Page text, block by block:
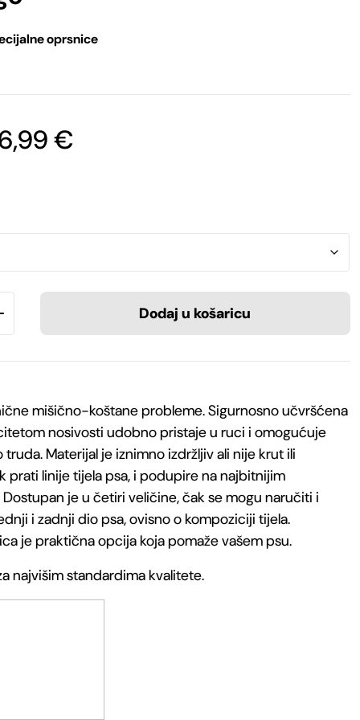
oprsnice
€
do
66,99 €
Dodaj u košaricu
mišično-koštane probleme. Sigurnosno učvršćena
nosivosti udobno pristaje u ruci i omogućuje
Materijal je iznimno izdržljiv ali nije krut ili
prati linije tijela psa, i podupire na najbitnijim
je u četiri veličine, čak se mogu naručiti i
i zadnji dio psa, ovisno o kompoziciji tijela.
je praktična opcija koja pomaže vašem psu.
najvišim standardima kvalitete.